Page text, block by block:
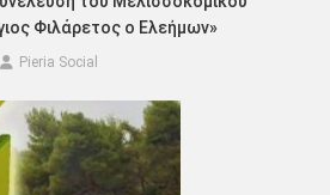
Φιλάρετος ο Ελεήμων»
Pieria Social